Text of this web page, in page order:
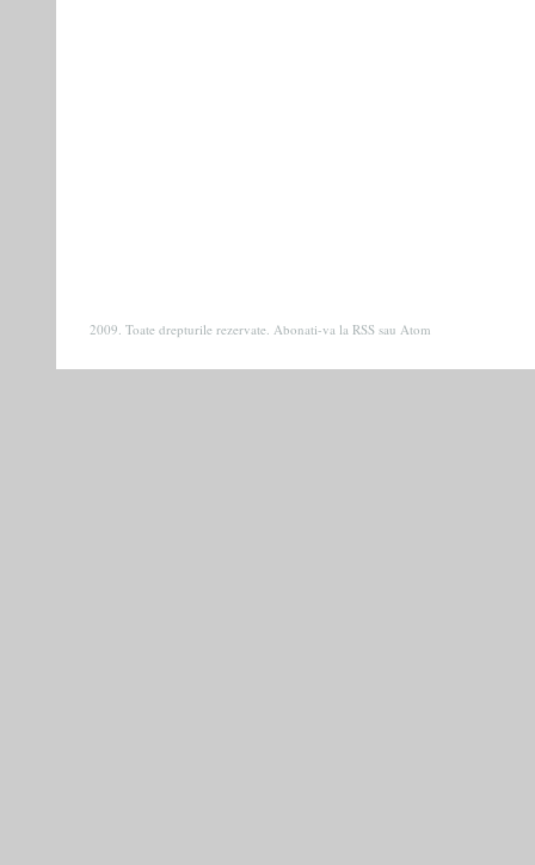
2009. Toate drepturile rezervate. Abonati-va la RSS sau Atom